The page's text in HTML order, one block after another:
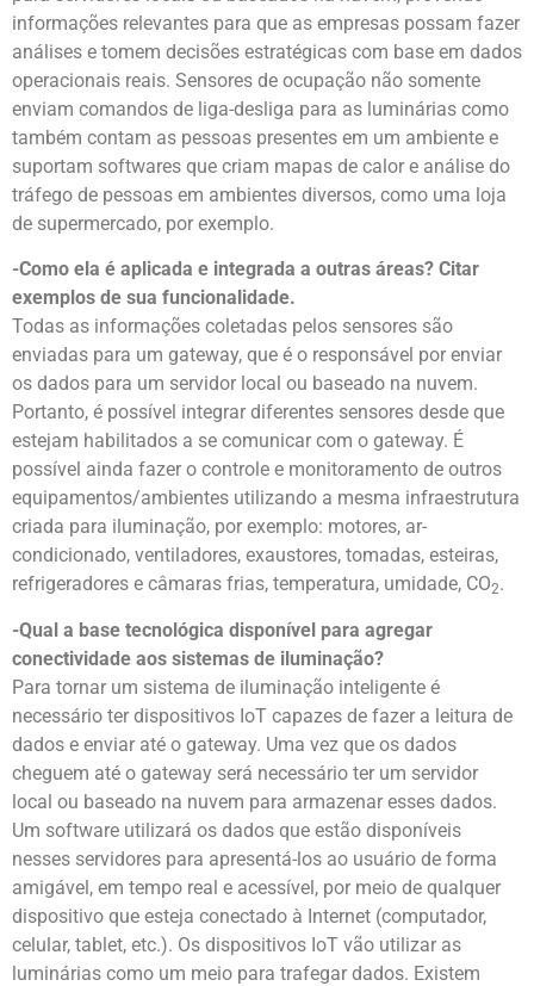
informações relevantes para que as empresas possam fazer
análises e tomem decisões estratégicas com base em dados
operacionais reais. Sensores de ocupação não somente
enviam comandos de liga-desliga para as luminárias como
também contam as pessoas presentes em um ambiente e
suportam softwares que criam mapas de calor e análise do
tráfego de pessoas em ambientes diversos, como uma loja
de supermercado, por exemplo.
-Como ela é aplicada e integrada a outras áreas? Citar
exemplos de sua funcionalidade.
Todas as informações coletadas pelos sensores são
enviadas para um gateway, que é o responsável por enviar
os dados para um servidor local ou baseado na nuvem.
Portanto, é possível integrar diferentes sensores desde que
estejam habilitados a se comunicar com o gateway. É
possível ainda fazer o controle e monitoramento de outros
equipamentos/ambientes utilizando a mesma infraestrutura
criada para iluminação, por exemplo: motores, ar-
condicionado, ventiladores, exaustores, tomadas, esteiras,
refrigeradores e câmaras frias, temperatura, umidade, CO2.
-Qual a base tecnológica disponível para agregar
conectividade aos sistemas de iluminação?
Para tornar um sistema de iluminação inteligente é
necessário ter dispositivos IoT capazes de fazer a leitura de
dados e enviar até o gateway. Uma vez que os dados
cheguem até o gateway será necessário ter um servidor
local ou baseado na nuvem para armazenar esses dados.
Um software utilizará os dados que estão disponíveis
nesses servidores para apresentá-los ao usuário de forma
amigável, em tempo real e acessível, por meio de qualquer
dispositivo que esteja conectado à Internet (computador,
celular, tablet, etc.). Os dispositivos IoT vão utilizar as
luminárias como um meio para trafegar dados. Existem